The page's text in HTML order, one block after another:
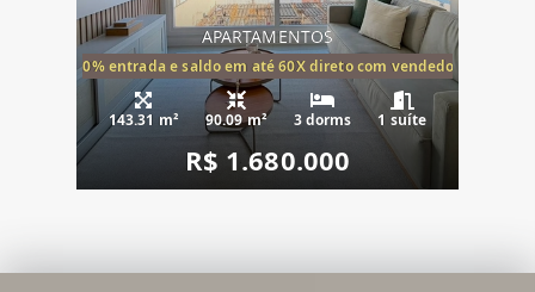
APARTAMENTOS
20% entrada e saldo em até 60X direto com vendedor
143.31 m² 90.09 m² 3 dorms 1 suíte
R$ 1.680.000